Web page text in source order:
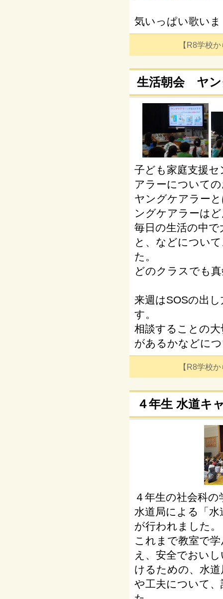
気いっぱい歌い
【R8学校
生活朝会 ヤン
子ども家庭支援
アラーについて
ヤングケアラー
ングケアラーは
毎日の生活の中
と、などについ
た。
どのクラスでも
来週はSOSの出
す。
相談することの
があるかなどに
【R8学校
４年生 水道キ
４年生の社会科
水道局による「
が行われました。
これまで教室で
え、安全でおい
けるための、水
や工夫について